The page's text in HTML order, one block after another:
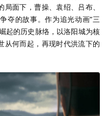
面下，曹操、袁绍、吕布、
夺的故事。作为追光动画“三
起的历史脉络，以洛阳城为核
从何而起，再现时代洪流下的